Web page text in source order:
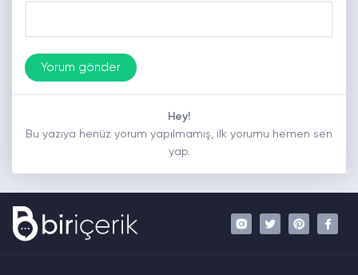
Hey!
Bu yazıya henüz yorum yapılmamış, ilk yorumu hemen sen
yap.